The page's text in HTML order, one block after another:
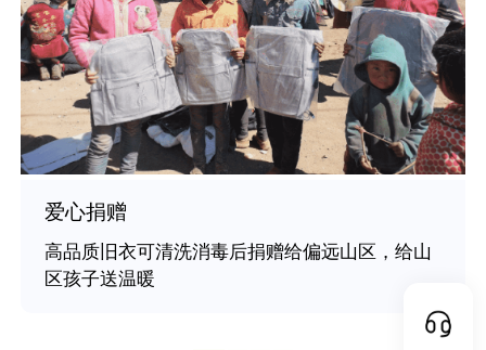
再生加工
无法捐赠的衣物、棉布纤维化处理；塑料、金
属、纸箱等再回收给专业处理工厂